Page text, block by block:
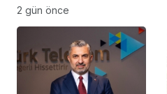
MW
2 gün önce